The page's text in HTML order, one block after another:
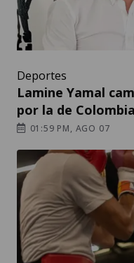
Deportes
Lamine Yamal
por la de Colombia
01:59 PM, AGO 07